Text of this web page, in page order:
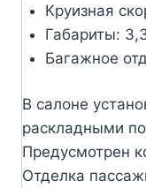
Круизная
Габариты:
Багажное
В салоне
раскладными
Предусмотрен
Отделка